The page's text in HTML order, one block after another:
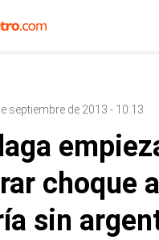
septiembre de 2013 - 10:13
choque
sin